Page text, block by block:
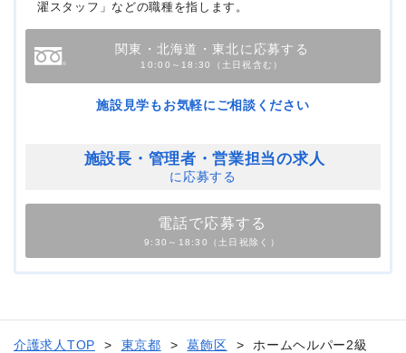
濯スタッフ」などの職種を指します。
関東・北海道・東北に応募する
10:00～18:30（土日祝含む）
施設見学もお気軽にご相談ください
施設長・管理者・営業担当の求人
に応募する
電話で応募する
9:30～18:30（土日祝除く）
介護求人TOP 東京都 葛飾区 ホームヘルパー2級